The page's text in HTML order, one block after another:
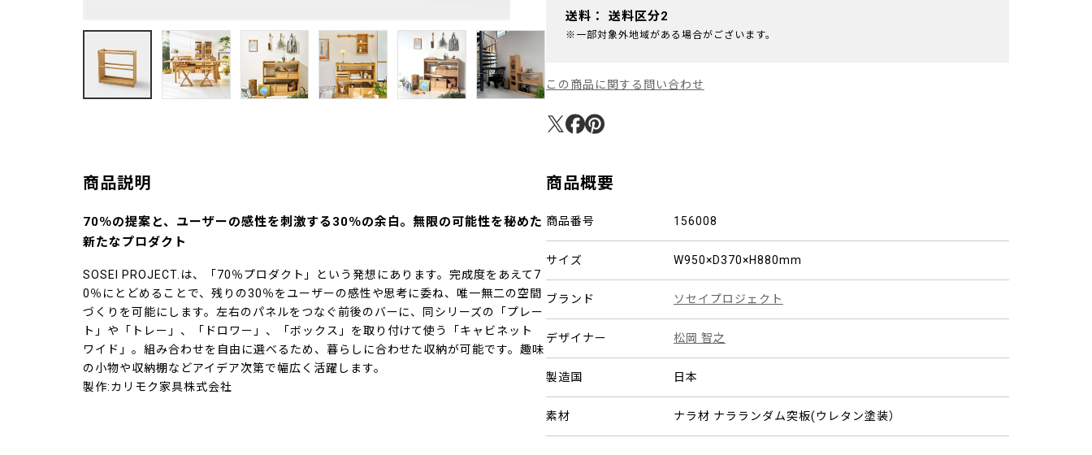
送料： 送料区分2
※一部対象外地域がある場合がございます。
この商品に関する問い合わせ
商品説明
70％の提案と、ユーザーの感性を刺激する30％の余白。無限の可能性を秘めた
新たなプロダクト
SOSEI PROJECT.は、「70％プロダクト」という発想にあります。完成度をあえて7
0％にとどめることで、残りの30％をユーザーの感性や思考に委ね、唯一無二の空間
づくりを可能にします。左右のパネルをつなぐ前後のバーに、同シリーズの「プレー
ト」や「トレー」、「ドロワー」、「ボックス」を取り付けて使う「キャビネット
ワイド」。組み合わせを自由に選べるため、暮らしに合わせた収納が可能です。趣味
の小物や収納棚などアイデア次第で幅広く活躍します。
製作:カリモク家具株式会社
商品概要
商品番号 156008
サイズ W950×D370×H880mm
ブランド ソセイプロジェクト
デザイナー 松岡 智之
製造国 日本
素材 ナラ材 ナラランダム突板(ウレタン塗装）